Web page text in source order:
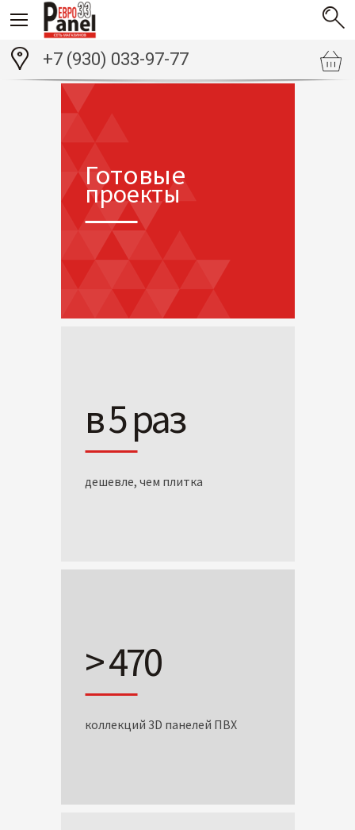
+7 (930) 033-97-77
Готовые
проекты
в 5 раз
дешевле, чем плитка
> 470
коллекций 3D панелей ПВХ